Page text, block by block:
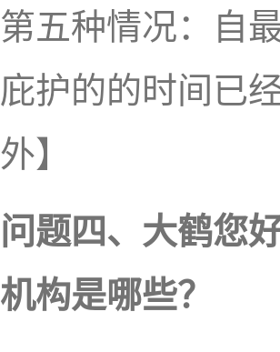
第五种情况：自
庇护的的时间已
外】
问题四、大鹤您
机构是哪些？